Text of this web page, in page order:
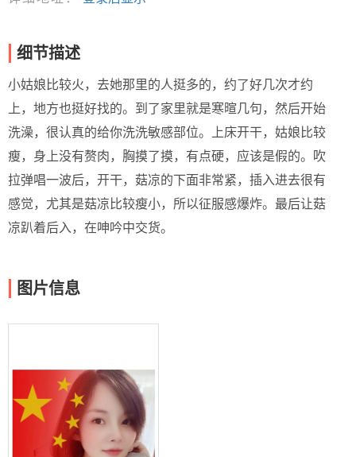
细节描述
小姑娘比较火，去她那里的人挺多的，约了好几次才约
上，地方也挺好找的。到了家里就是寒暄几句，然后开始
洗澡，很认真的给你洗洗敏感部位。上床开干，姑娘比较
瘦，身上没有赘肉，胸摸了摸，有点硬，应该是假的。吹
拉弹唱一波后，开干，菇凉的下面非常紧，插入进去很有
感觉，尤其是菇凉比较瘦小，所以征服感爆炸。最后让菇
凉趴着后入，在呻吟中交货。
图片信息